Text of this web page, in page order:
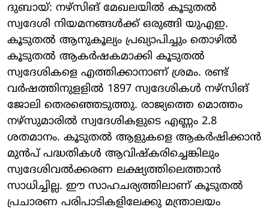
ദുബായ്: നഴ്‌സിങ് മേഖലയില്‍ കൂടുതല്‍
സ്വദേശി നിയമനങ്ങള്‍ക്ക് ഒരുങ്ങി യുഎഇ.
കൂടുതല്‍ ആനുകൂല്യം പ്രഖ്യാപിച്ചും തൊഴില്‍
കൂടുതല്‍ ആകര്‍ഷകമാക്കി കൂടുതല്‍
സ്വദേശികളെ എത്തിക്കാനാണ് ശ്രമം. രണ്ട്
വര്‍ഷത്തിനുളളില്‍ 1897 സ്വദേശികള്‍ നഴ്‌സിങ്
ജോലി തെരഞ്ഞെടുത്തു. രാജ്യത്തെ മൊത്തം
നഴ്‌സുമാരില്‍ സ്വദേശികളുടെ എണ്ണം 2.8
ശതമാനം. കൂടുതല്‍ ആളുകളെ ആകര്‍ഷിക്കാന്‍
മുന്‍പ് പദ്ധതികള്‍ ആവിഷ്‌കരിച്ചെങ്കിലും
സ്വദേശിവല്‍ക്കരണ ലക്ഷ്യത്തിലെത്താന്‍
സാധിച്ചില്ല. ഈ സാഹചര്യത്തിലാണ് കൂടുതല്‍
പ്രചാരണ പരിപാടികളിലേക്കു മന്ത്രാലയം